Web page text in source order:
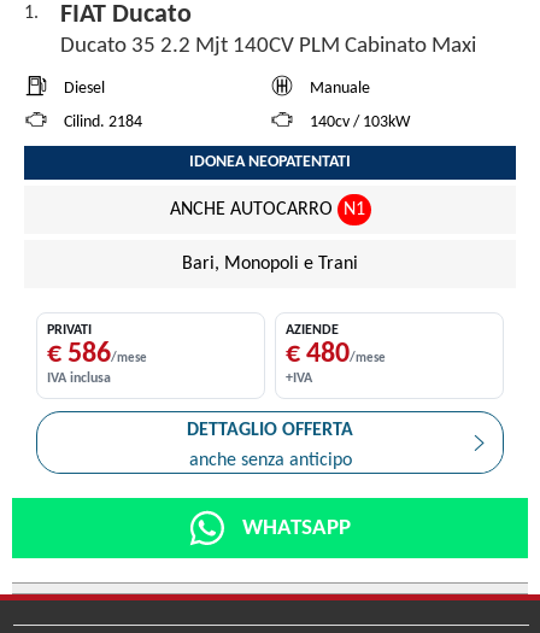
1. FIAT Ducato
Ducato 35 2.2 Mjt 140CV PLM Cabinato Maxi
Diesel
Manuale
Cilind. 2184
140cv / 103kW
IDONEA NEOPATENTATI
ANCHE AUTOCARRO N1
Bari, Monopoli e Trani
PRIVATI
€ 586/mese
IVA inclusa
AZIENDE
€ 480/mese
+IVA
DETTAGLIO OFFERTA
anche senza anticipo
WHATSAPP